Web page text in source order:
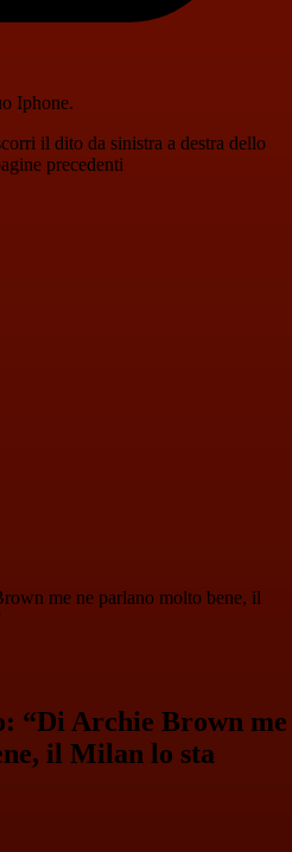
Iphone.
il dito da sinistra a destra dello
precedenti
me ne parlano molto bene, il
“Di Archie Brown me
il Milan lo sta